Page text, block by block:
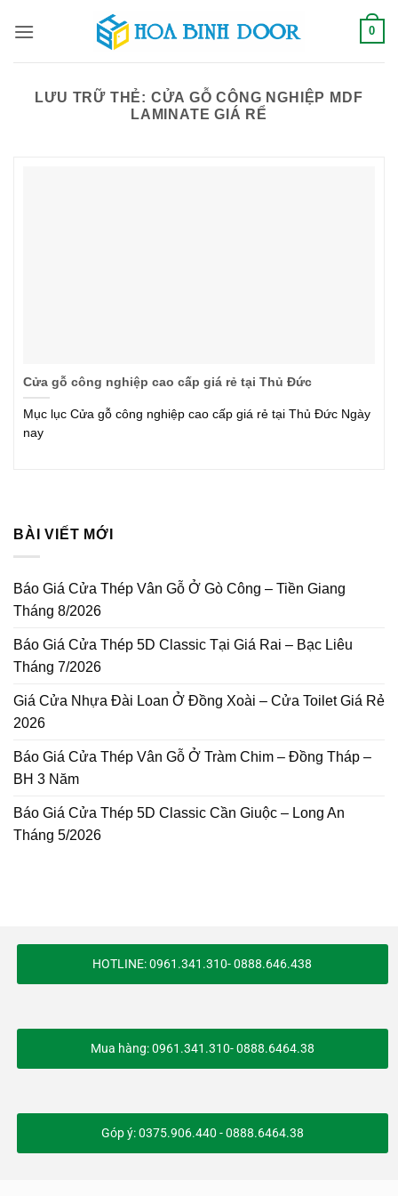
qua
0
LƯU TRỮ THẺ: CỬA GỖ CÔNG NGHIỆP MDF
LAMINATE GIÁ RỂ
Cửa gỗ công nghiệp cao cấp giá rẻ tại Thủ Đức
Mục lục Cửa gỗ công nghiệp cao cấp giá rẻ tại Thủ Đức Ngày
nay
BÀI VIẾT MỚI
Báo Giá Cửa Thép Vân Gỗ Ở Gò Công – Tiền Giang
Tháng 8/2026
Báo Giá Cửa Thép 5D Classic Tại Giá Rai – Bạc Liêu
Tháng 7/2026
Giá Cửa Nhựa Đài Loan Ở Đồng Xoài – Cửa Toilet Giá Rẻ
2026
Báo Giá Cửa Thép Vân Gỗ Ở Tràm Chim – Đồng Tháp –
BH 3 Năm
Báo Giá Cửa Thép 5D Classic Cần Giuộc – Long An
Tháng 5/2026
HOTLINE: 0961.341.310- 0888.646.438
Mua hàng: 0961.341.310- 0888.6464.38
Góp ý: 0375.906.440 - 0888.6464.38